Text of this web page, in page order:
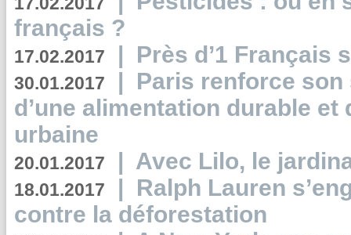
français ?
17.02.2017 | Près d’1 Français
30.01.2017 | Paris renforce
d’une alimentation durable et
urbaine
20.01.2017 | Avec Lilo, le
18.01.2017 | Ralph Lauren
contre la déforestation